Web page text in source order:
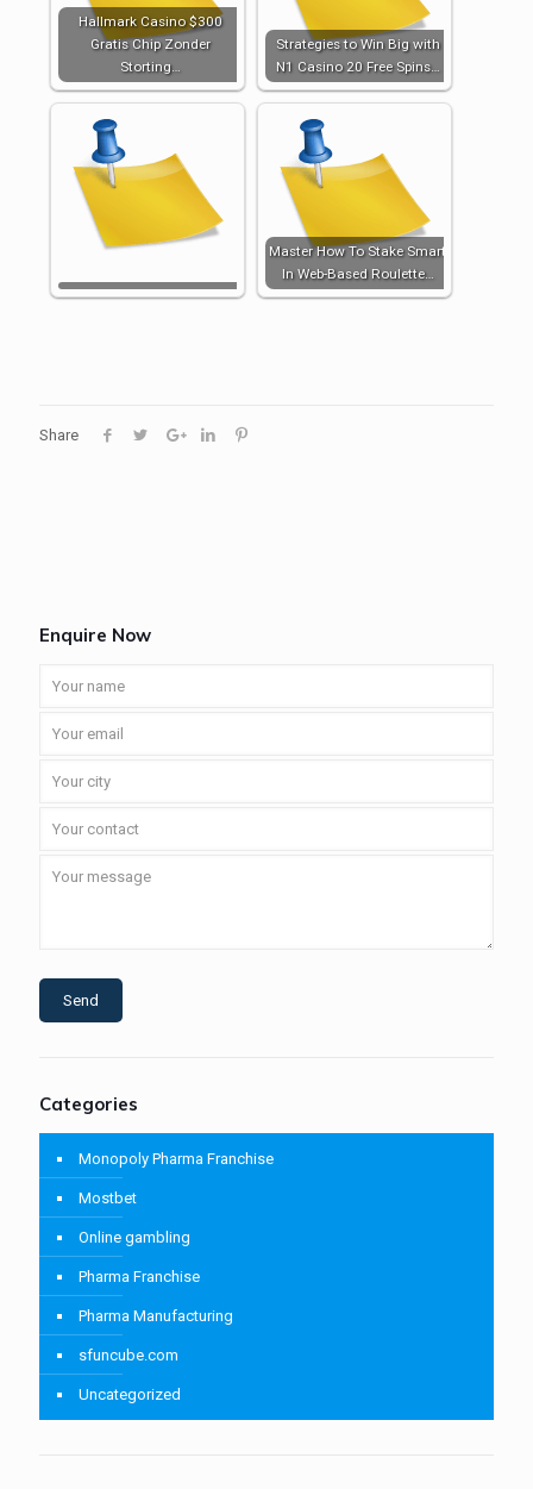
Hallmark Casino $300
Gratis Chip Zonder
Storting…
Strategies to Win Big with
N1 Casino 20 Free Spins…
Master How To Stake Smart
In Web-Based Roulette…
Share
Enquire Now
Categories
Monopoly Pharma Franchise
Mostbet
Online gambling
Pharma Franchise
Pharma Manufacturing
sfuncube.com
Uncategorized